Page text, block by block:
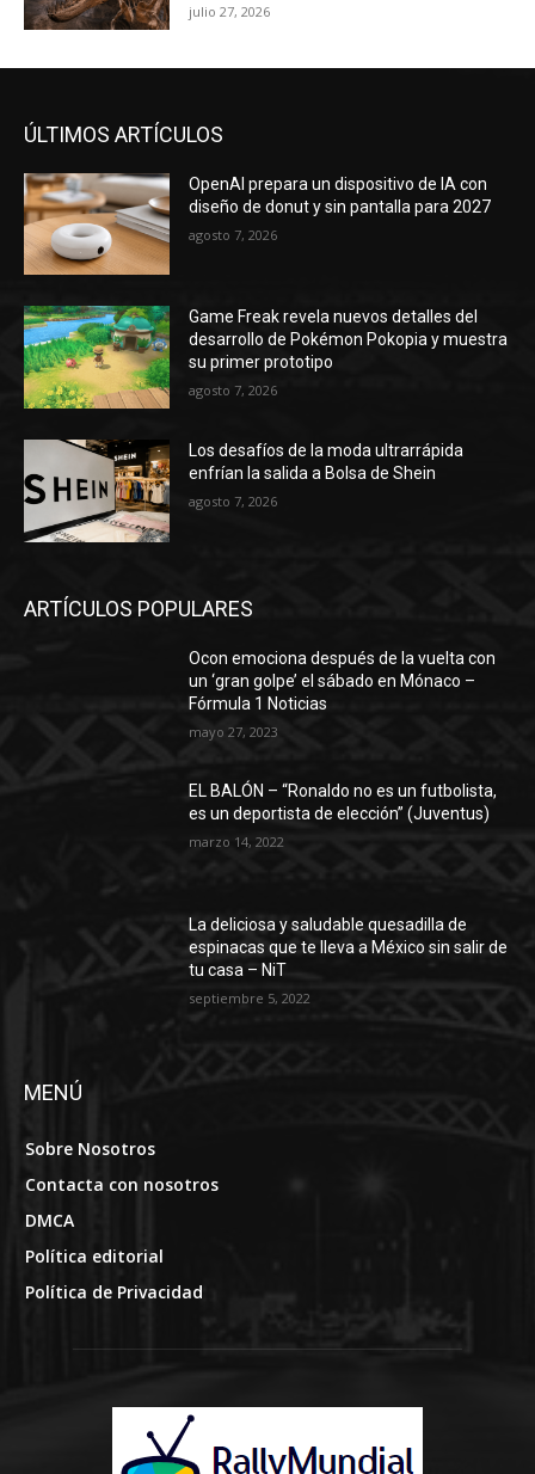
julio 27, 2026
ÚLTIMOS ARTÍCULOS
OpenAI prepara un dispositivo de IA con
diseño de donut y sin pantalla para 2027
agosto 7, 2026
Game Freak revela nuevos detalles del
desarrollo de Pokémon Pokopia y muestra
su primer prototipo
agosto 7, 2026
Los desafíos de la moda ultrarrápida
enfrían la salida a Bolsa de Shein
agosto 7, 2026
ARTÍCULOS POPULARES
Ocon emociona después de la vuelta con
un ‘gran golpe’ el sábado en Mónaco –
Fórmula 1 Noticias
mayo 27, 2023
EL BALÓN – “Ronaldo no es un futbolista,
es un deportista de elección” (Juventus)
marzo 14, 2022
La deliciosa y saludable quesadilla de
espinacas que te lleva a México sin salir de
tu casa – NiT
septiembre 5, 2022
MENÚ
Sobre Nosotros
Contacta con nosotros
DMCA
Política editorial
Política de Privacidad